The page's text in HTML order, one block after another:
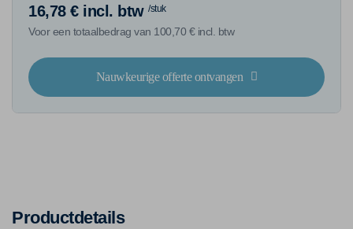
16,78 € incl. btw /stuk
Voor een totaalbedrag van 100,70 € incl. btw
Nauwkeurige offerte ontvangen
Productdetails